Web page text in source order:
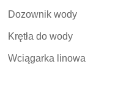
Dozownik wody
Krętła do wody
Wciągarka linowa